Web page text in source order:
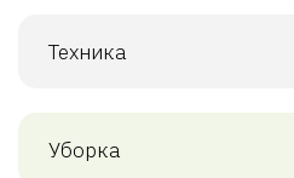
Техника
Уборка